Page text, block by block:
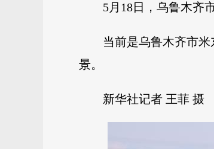
5月18日，乌鲁木齐
当前是乌鲁木齐市
景。
新华社记者 王菲 摄